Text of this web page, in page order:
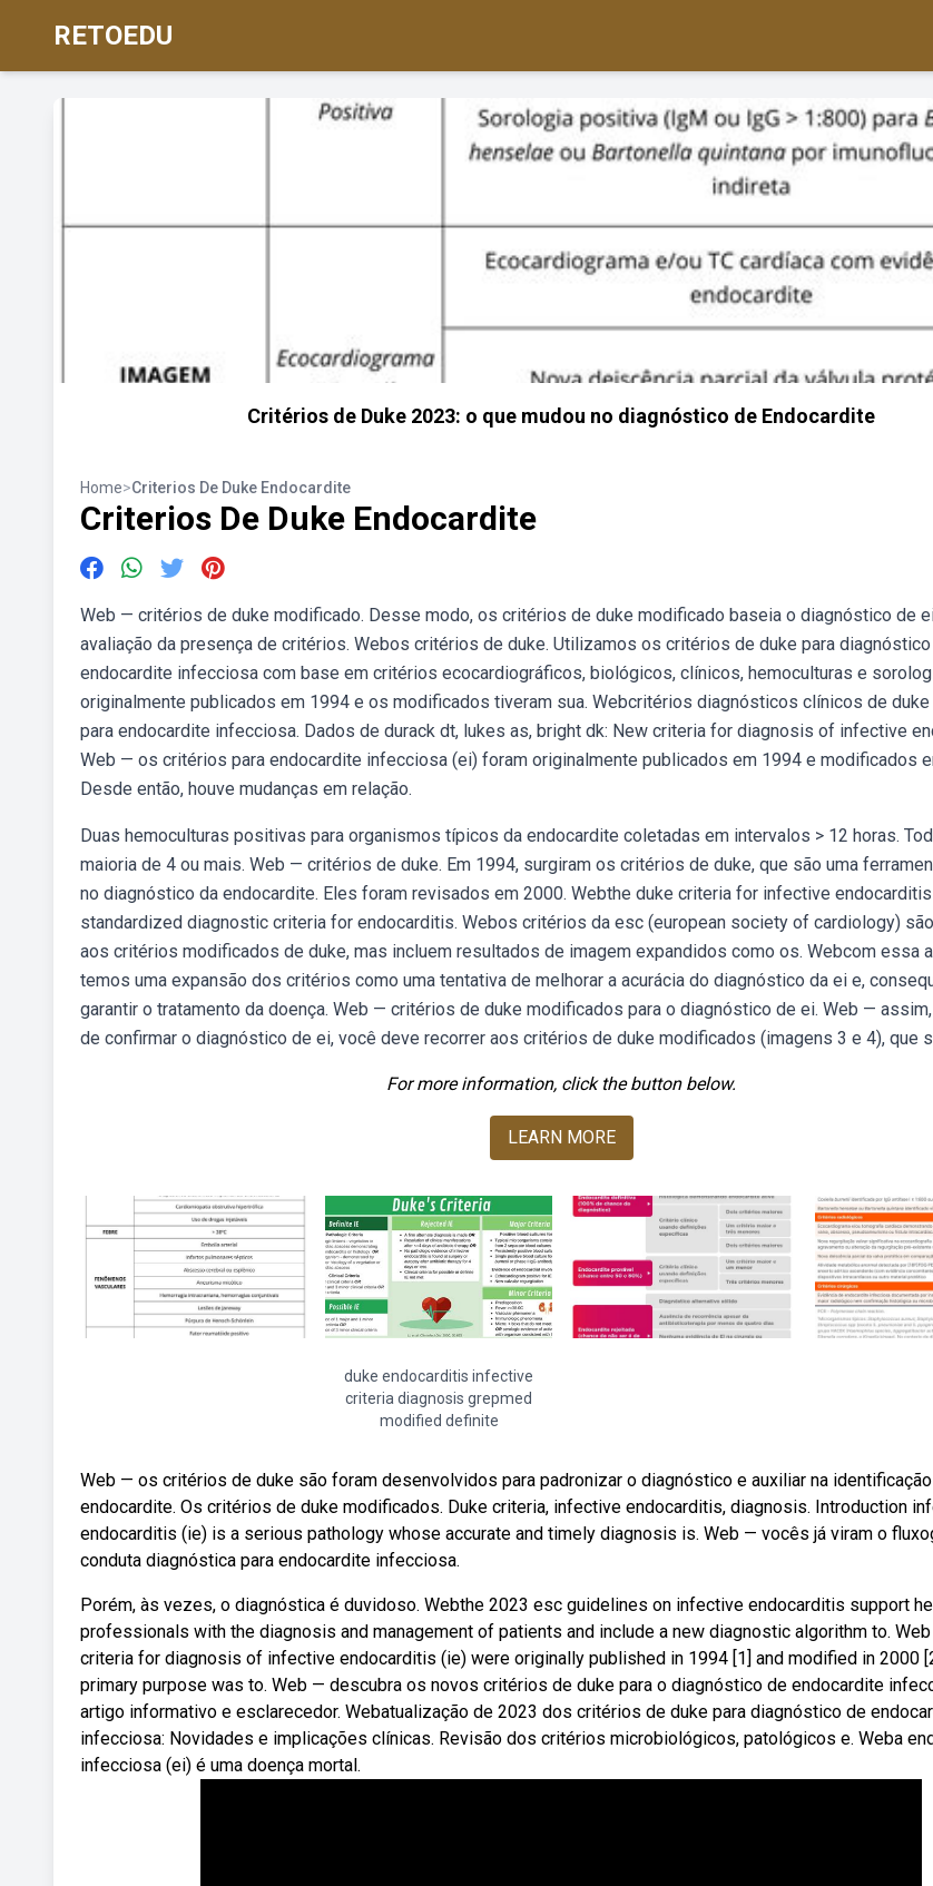
RETOEDU
Critérios de Duke 2023: o que mudou no diagnóstico de Endocardite
Home>Criterios De Duke Endocardite
Criterios De Duke Endocardite
Web — critérios de duke modificado. Desse modo, os critérios de duke modificado baseia o diagnóstico de
avaliação da presença de critérios. Webos critérios de duke. Utilizamos os critérios de duke para
endocardite infecciosa com base em critérios ecocardiográficos, biológicos, clínicos, hemoculturas e
originalmente publicados em 1994 e os modificados tiveram sua. Webcritérios diagnósticos clínicos de
para endocardite infecciosa. Dados de durack dt, lukes as, bright dk: New criteria for diagnosis of infective
Web — os critérios para endocardite infecciosa (ei) foram originalmente publicados em 1994 e modificados
Desde então, houve mudanças em relação.
Duas hemoculturas positivas para organismos típicos da endocardite coletadas em intervalos > 12 horas.
maioria de 4 ou mais. Web — critérios de duke. Em 1994, surgiram os critérios de duke, que são uma
no diagnóstico da endocardite. Eles foram revisados em 2000. Webthe duke criteria for infective
standardized diagnostic criteria for endocarditis. Webos critérios da esc (european society of cardiology)
aos critérios modificados de duke, mas incluem resultados de imagem expandidos como os. Webcom essa
temos uma expansão dos critérios como uma tentativa de melhorar a acurácia do diagnóstico da ei e,
garantir o tratamento da doença. Web — critérios de duke modificados para o diagnóstico de ei. Web —
de confirmar o diagnóstico de ei, você deve recorrer aos critérios de duke modificados (imagens 3 e 4), que
For more information, click the button below.
LEARN MORE
duke endocarditis infective
criteria diagnosis grepmed
modified definite
Web — os critérios de duke são foram desenvolvidos para padronizar o diagnóstico e auxiliar na
endocardite. Os critérios de duke modificados. Duke criteria, infective endocarditis, diagnosis. Introduction
endocarditis (ie) is a serious pathology whose accurate and timely diagnosis is. Web — vocês já viram o
conduta diagnóstica para endocardite infecciosa.
Porém, às vezes, o diagnóstica é duvidoso. Webthe 2023 esc guidelines on infective endocarditis support
professionals with the diagnosis and management of patients and include a new diagnostic algorithm to.
criteria for diagnosis of infective endocarditis (ie) were originally published in 1994 [1] and modified in 2000
primary purpose was to. Web — descubra os novos critérios de duke para o diagnóstico de endocardite
artigo informativo e esclarecedor. Webatualização de 2023 dos critérios de duke para diagnóstico de
infecciosa: Novidades e implicações clínicas. Revisão dos critérios microbiológicos, patológicos e. Weba
infecciosa (ei) é uma doença mortal.